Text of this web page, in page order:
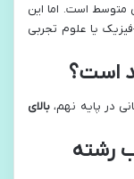
متوسط است. اما این
یا علوم تجربی
است؟
در پایه نهم، بالای
رشته